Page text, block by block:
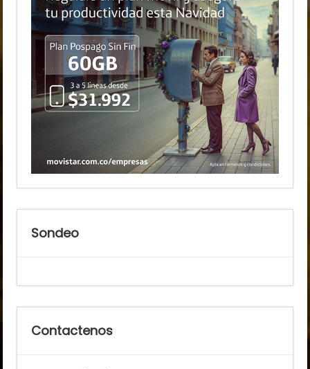
Sondeo
Contactenos